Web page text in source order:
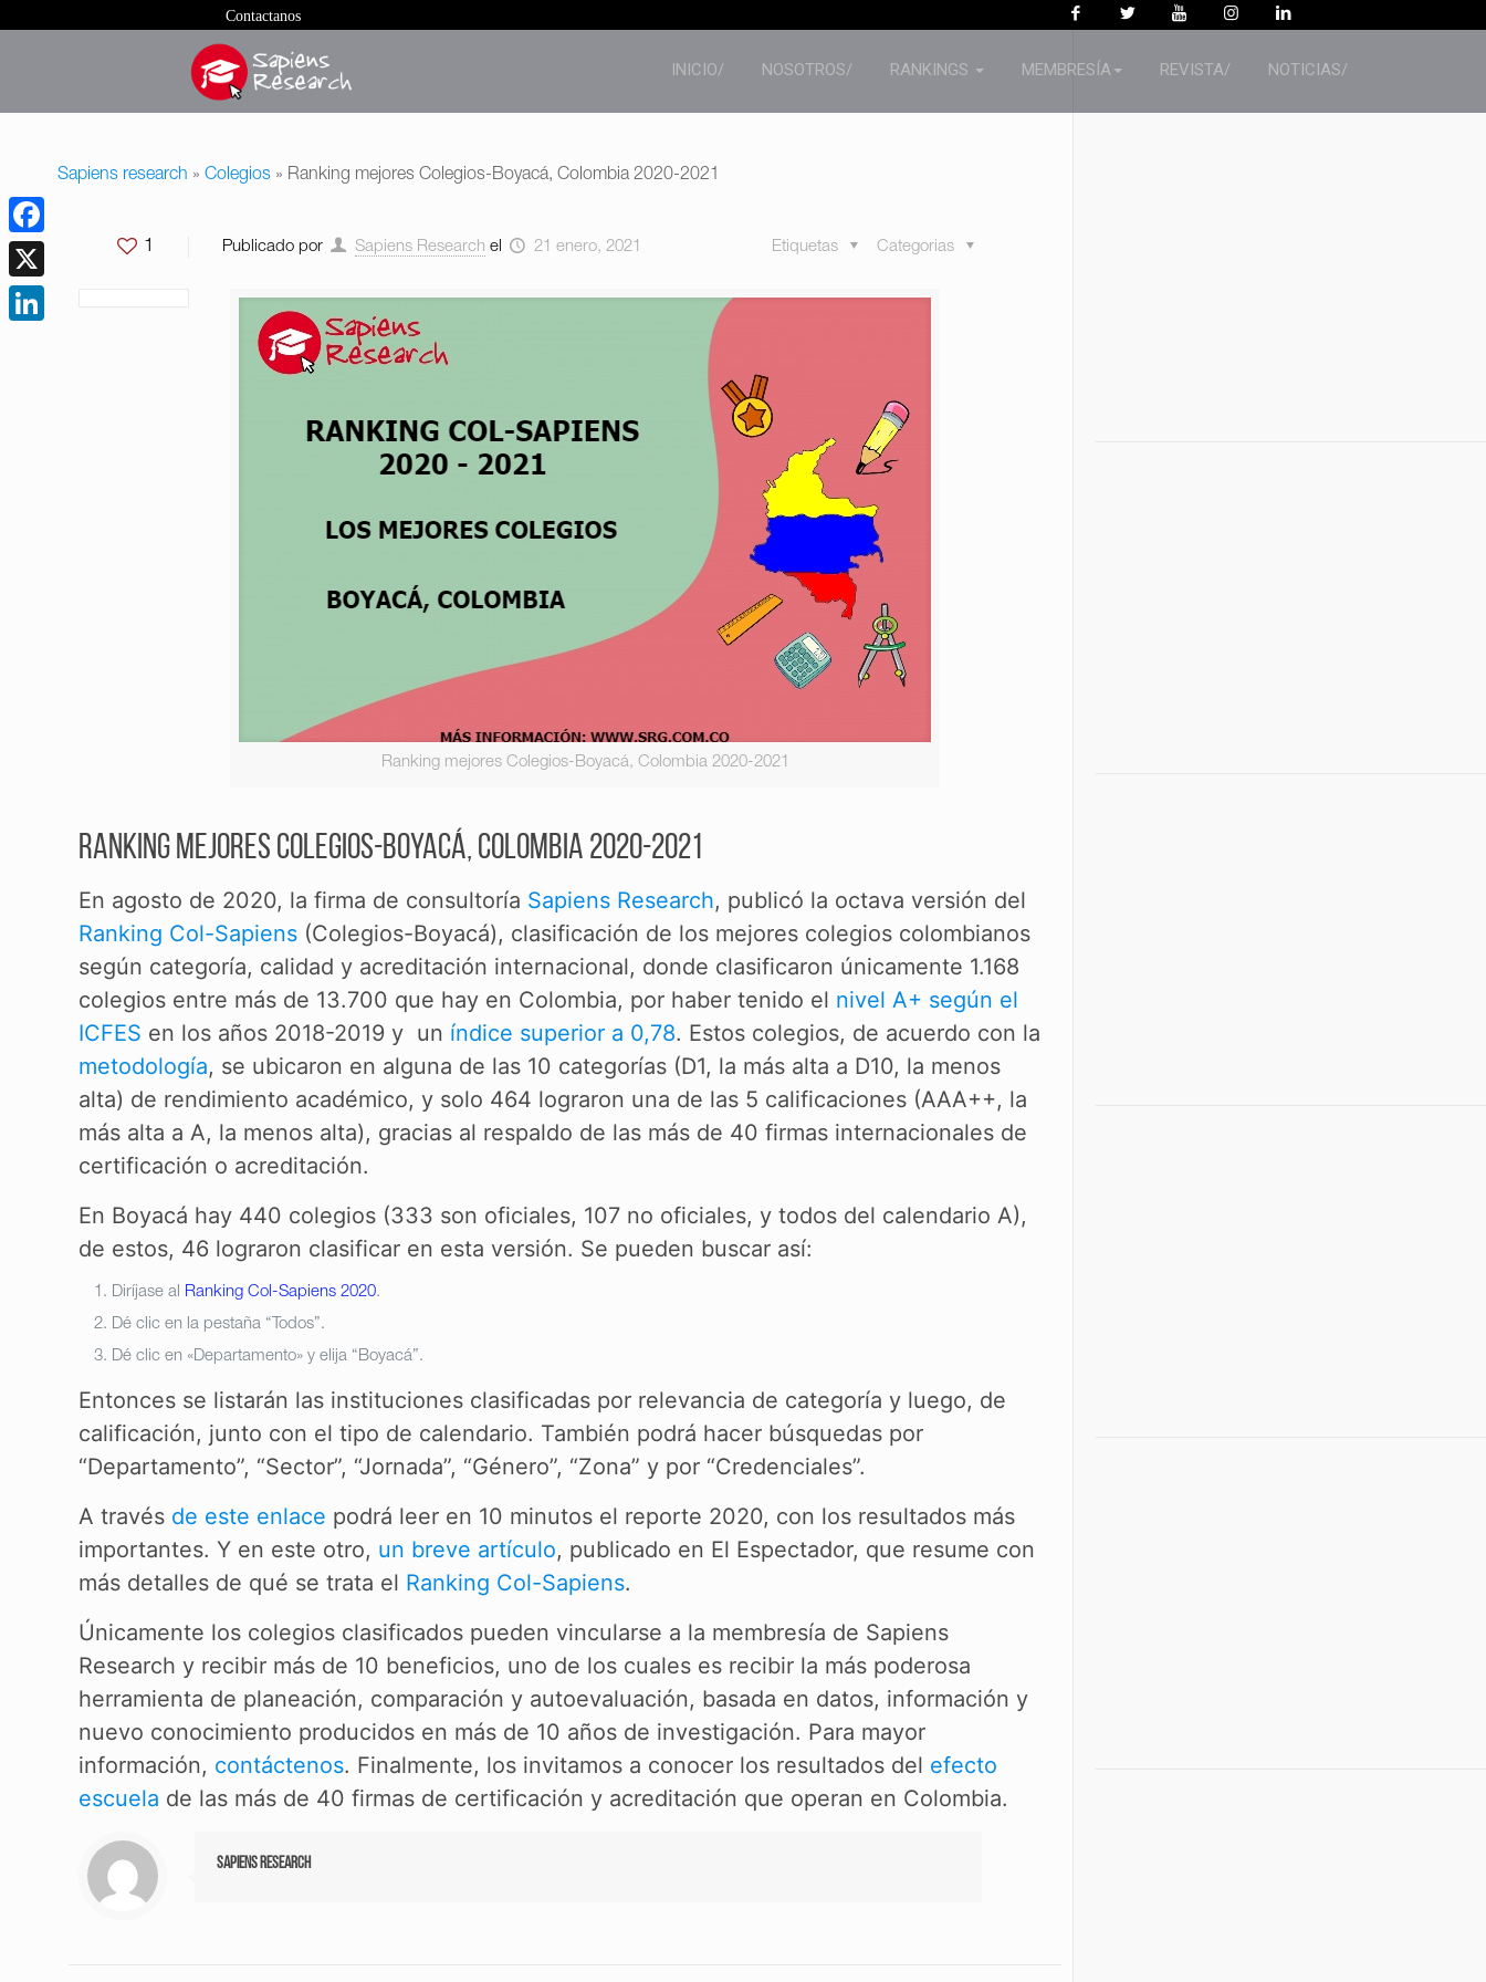
Contactanos
INICIO/ NOSOTROS/ RANKINGS MEMBRESÍA REVISTA/ NOTICIAS/
Sapiens research » Colegios » Ranking mejores Colegios-Boyacá, Colombia 2020-2021
1 Publicado por Sapiens Research el 21 enero, 2021 Categorias
Etiquetas
Ranking mejores Colegios-Boyacá, Colombia 2020-2021
Ranking mejores Colegios-Boyacá, Colombia 2020-2021
En agosto de 2020, la firma de consultoría Sapiens Research, publicó la octava versión del
Ranking Col-Sapiens(Colegios-Boyacá), clasificación de los mejores colegios colombianos
según categoría, calidad y acreditación internacional, donde clasificaron únicamente 1.168
colegios entre más de 13.700 que hay en Colombia, por haber tenido el nivel A+ según el
ICFES en los años 2018-2019 y un índice superior a 0,78. Estos colegios, de acuerdo con la
metodología, se ubicaron en alguna de las 10 categorías (D1, la más alta a D10, la menos
alta) de rendimiento académico, y solo 464 lograron una de las 5 calificaciones (AAA++, la
más alta a A, la menos alta), gracias al respaldo de las más de 40 firmas internacionales de
certificación o acreditación.
En Boyacá hay 440 colegios (333 son oficiales, 107 no oficiales, y todos del calendario A),
de estos, 46 lograron clasificar en esta versión. Se pueden buscar así:
Diríjase al Ranking Col-Sapiens 2020.
Dé clic en la pestaña “Todos”.
Dé clic en «Departamento» y elija “Boyacá”.
Entonces se listarán las instituciones clasificadas por relevancia de categoría y luego, de
calificación, junto con el tipo de calendario. También podrá hacer búsquedas por
“Departamento”, “Sector”, “Jornada”, “Género”, “Zona” y por “Credenciales”.
A través de este enlace podrá leer en 10 minutos el reporte 2020, con los resultados más
importantes. Y en este otro, un breve artículo, publicado en El Espectador, que resume con
más detalles de qué se trata el Ranking Col-Sapiens.
Únicamente los colegios clasificados pueden vincularse a la membresía de Sapiens
Research y recibir más de 10 beneficios, uno de los cuales es recibir la más poderosa
herramienta de planeación, comparación y autoevaluación, basada en datos, información y
nuevo conocimiento producidos en más de 10 años de investigación. Para mayor
información, contáctenos. Finalmente, los invitamos a conocer los resultados del efecto
escuela de las más de 40 firmas de certificación y acreditación que operan en Colombia.
Sapiens Research
Facebook
X